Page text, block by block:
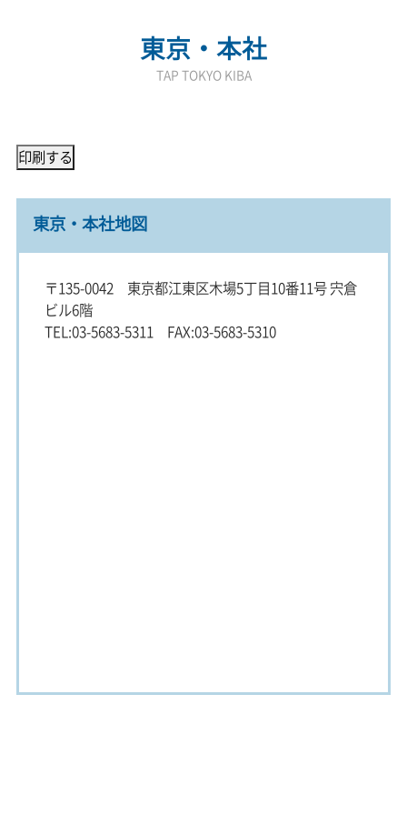
東京・本社
TAP TOKYO KIBA
東京・本社地図
〒135-0042 東京都江東区木場5丁目10番11号 宍倉
ビル6階
TEL:03-5683-5311 FAX:03-5683-5310